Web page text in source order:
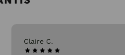
Claire C.